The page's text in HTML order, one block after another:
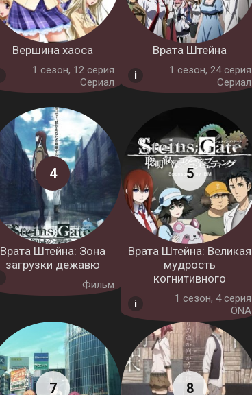
Вершина хаоса
1 cезон, 12 серия
Сериал
Врата Штейна
1 cезон, 24 серия
Сериал
Врата Штейна: Зона
загрузки дежавю
Фильм
Врата Штейна: Великая
мудрость
когнитивного
1 cезон, 4 серия
ONA